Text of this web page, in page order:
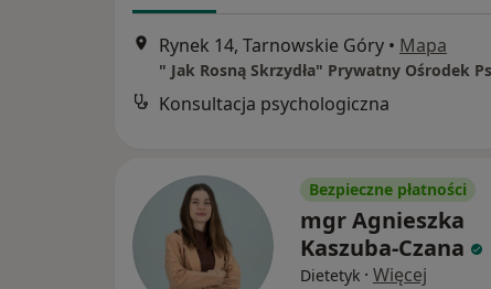
Rynek 14, Tarnowskie Góry • Mapa
Konsultacja psychologiczna
Bezpieczne płatności
mgr Agnieszka
Kaszuba-Czana
Dietetyk · Więcej